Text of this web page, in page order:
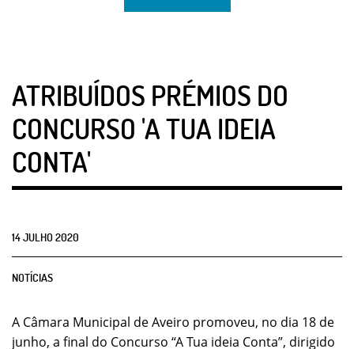
ATRIBUÍDOS PRÉMIOS DO
CONCURSO 'A TUA IDEIA
CONTA'
14JULHO2020
NOTÍCIAS
A Câmara Municipal de Aveiro promoveu, no dia 18 de
junho, a final do Concurso “A Tua ideia Conta”, dirigido